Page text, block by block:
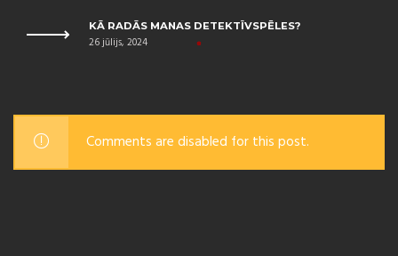
KĀ RADĀS MANAS DETEKTĪVSPĒLES?
26 jūlijs, 2024
Comments are disabled for this post.